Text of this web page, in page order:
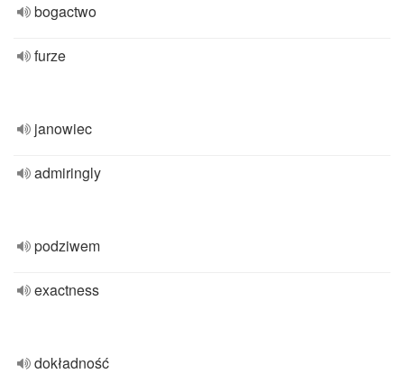
bogactwo
furze
janowiec
admiringly
podziwem
exactness
dokładność